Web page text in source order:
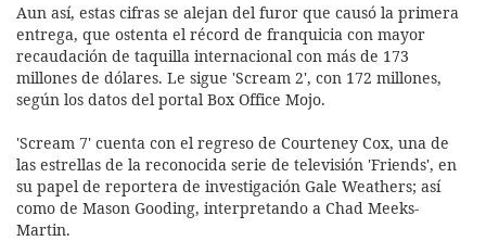
Aun así, estas cifras se alejan del furor que causó la primera
entrega, que ostenta el récord de franquicia con mayor
recaudación de taquilla internacional con más de 173
millones de dólares. Le sigue 'Scream 2', con 172 millones,
según los datos del portal Box Office Mojo.
'Scream 7' cuenta con el regreso de Courteney Cox, una de
las estrellas de la reconocida serie de televisión 'Friends', en
su papel de reportera de investigación Gale Weathers; así
como de Mason Gooding, interpretando a Chad Meeks-
Martin.